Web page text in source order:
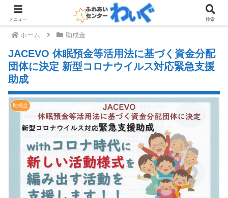
ホーム 助成金
JACEVO 休眠預金等活用法に基づく資金分配
団体に決定 新型コロナウイルス対応緊急支援
助成
助成金
メニュー 検索